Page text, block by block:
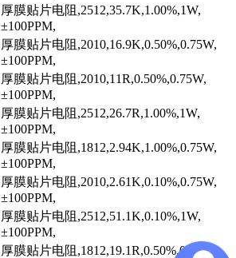
厚膜贴片电阻,2512,35.7K,1.00%,1W,
±100PPM,
厚膜贴片电阻,2010,16.9K,0.50%,0.75W,
±100PPM,
厚膜贴片电阻,2010,11R,0.50%,0.75W,
±100PPM,
厚膜贴片电阻,2512,26.7R,1.00%,1W,
±100PPM,
厚膜贴片电阻,1812,2.94K,1.00%,0.75W,
±100PPM,
厚膜贴片电阻,2010,2.61K,0.10%,0.75W,
±100PPM,
厚膜贴片电阻,2512,51.1K,0.10%,1W,
±100PPM,
厚膜贴片电阻,1812,19.1R,0.50%,0.75W,